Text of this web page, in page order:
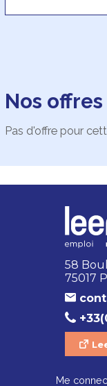
Nos offres
Pas d'offre pour
58
75017
Me